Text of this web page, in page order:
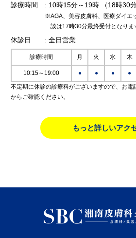
診療時間 : 10時15分～19時 （18時30
※AGA、美容皮膚科、医療ダイエ
談は17時30分最終受付となりま
休診日 : 全日営業
診療時間 月 火 水 木
10:15～19:00 ● ● ● ●
不定期に休診の診療科がございますので、お電
からご確認ください。
もっと詳しいアク